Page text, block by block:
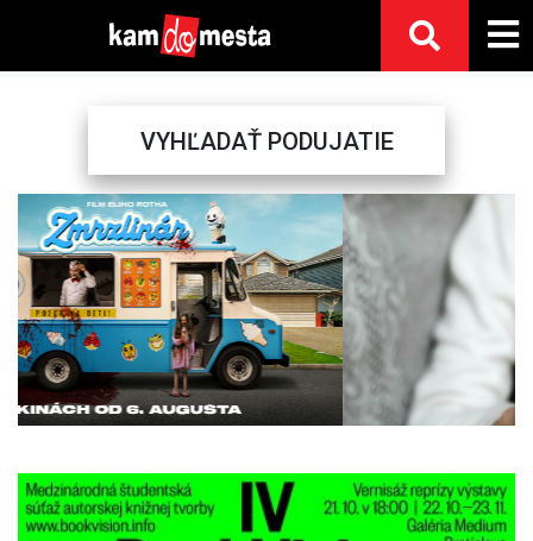
VYHĽADAŤ PODUJATIE
Previous